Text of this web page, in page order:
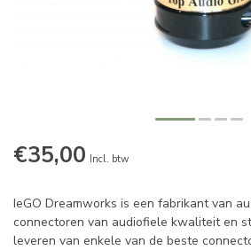
€35,00 Incl. btw
IeGO Dreamworks is een fabrikant van
connectoren van audiofiele kwaliteit en
leveren van enkele van de beste